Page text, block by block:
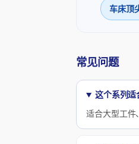
车床顶
常见问题
这个系列适
适合大型工件